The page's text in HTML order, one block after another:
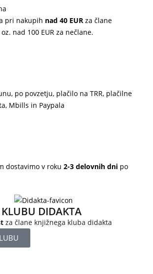
pri nakupih nad 40 EUR za člane
nad 100 EUR za nečlane.
po povzetju, plačilo na TRR, plačilne
Mbills in Paypala
dostavimo v roku 2-3 delovnih dni po
KLUBU DIDAKTA
za člane knjižnega kluba didakta